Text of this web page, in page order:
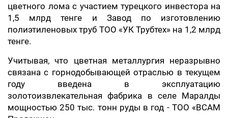
цветного лома с участием турецкого инвестора на
1,5 млрд тенге и Завод по изготовлению
полиэтиленовых труб ТОО «УК Трубтех» на 1,2 млрд
тенге.
Учитывая, что цветная металлургия неразрывно
связана с горнодобывающей отраслью в текущем
году введена в эксплуатацию
золотоизвлекательная фабрика в селе Маралды
мощностью 250 тыс. тонн руды в год - ТОО «ВСАМ